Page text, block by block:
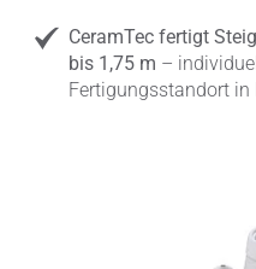
CeramTec fertigt
bis 1,75 m –
Fertigungsstandort in